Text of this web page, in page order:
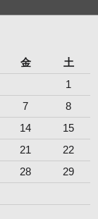
金
土
1
7
8
14
15
21
22
28
29